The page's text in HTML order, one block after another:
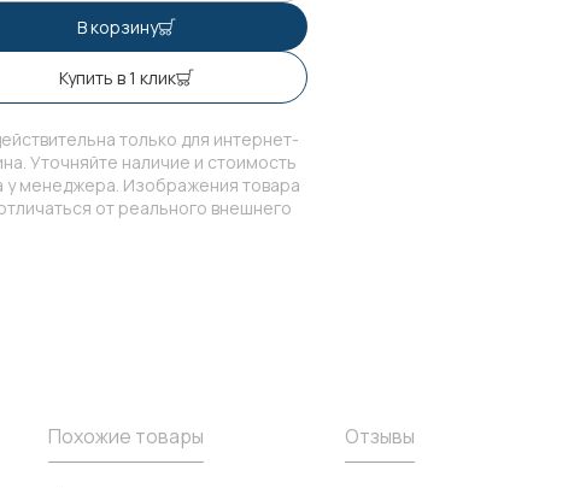
В корзину
Купить в 1 клик
только для интернет-
Уточняйте наличие и стоимость
у менеджера. Изображения товара
от реального внешнего
Похожие товары Отзывы